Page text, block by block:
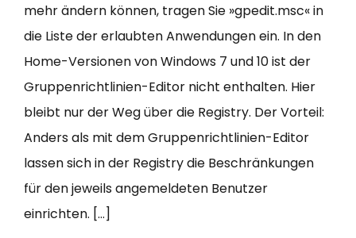
mehr ändern können, tragen Sie »gpedit.msc« in
die Liste der erlaubten Anwendungen ein. In den
Home-Versionen von Windows 7 und 10 ist der
Gruppenrichtlinien-Editor nicht enthalten. Hier
bleibt nur der Weg über die Registry. Der Vorteil:
Anders als mit dem Gruppenrichtlinien-Editor
lassen sich in der Registry die Beschränkungen
für den jeweils angemeldeten Benutzer
einrichten. […]